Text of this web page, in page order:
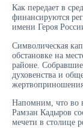
Как передает в
финансируются
имени Героя
Символическая
обстановке на
районе.
духовенства и
Напомним, что во
Рамзан Кадыров
мечети в столице